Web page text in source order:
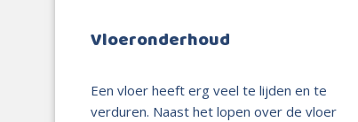
Vloeronderhoud
Een vloer heeft erg veel te lijden en te
verduren. Naast het lopen over de vloer